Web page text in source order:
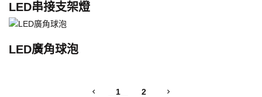
LED串接支架燈
LED廣角球泡
1 2